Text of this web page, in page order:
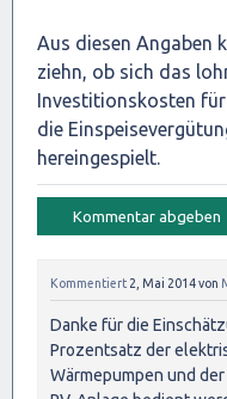
Aus diesen Angaben
ziehn, ob sich das
Investitionskosten
die
hereingespielt.
Kommentiert 2, Mai 2014von
Danke für die
Prozentsatz der
Wärmepumpen und